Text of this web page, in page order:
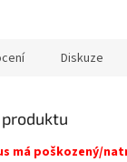
Diskuze
má poškozený/